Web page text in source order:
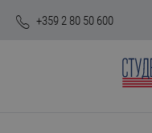
+359 2 80 50 600